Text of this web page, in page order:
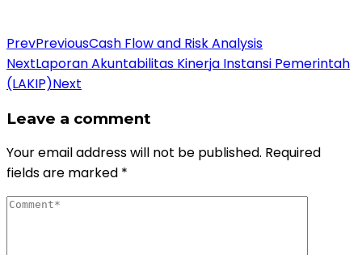
PrevPreviousCash Flow and Risk Analysis
NextLaporan Akuntabilitas Kinerja Instansi Pemerintah
(LAKIP)Next
Leave a comment
Your email address will not be published. Required
fields are marked *